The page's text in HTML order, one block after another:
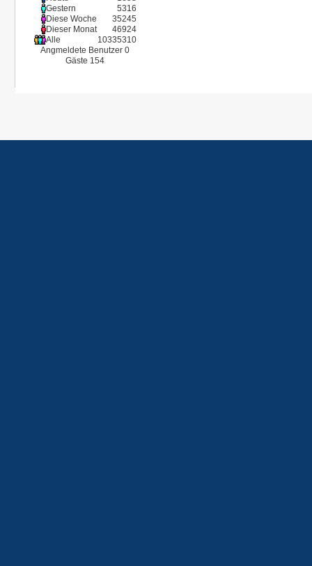
Gestern
5316
Diese Woche
35245
Dieser Monat
46924
Alle
10335310
Angmeldete Benutzer 0
Gäste 154